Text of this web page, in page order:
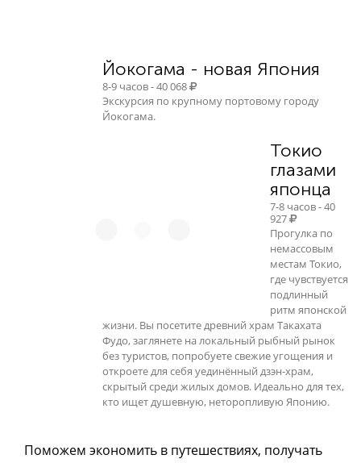
Йокогама - новая Япония
8-9 часов - 40 068
Экскурсия по крупному портовому городу
Йокогама.
Токио
глазами
японца
7-8 часов - 40
927
Прогулка по
немассовым
местам Токио,
где чувствуется
подлинный
ритм японской
жизни. Вы посетите древний храм Такахата
Фудо, заглянете на локальный рыбный рынок
без туристов, попробуете свежие угощения и
откроете для себя уединённый дзэн-храм,
скрытый среди жилых домов. Идеально для тех,
кто ищет душевную, неторопливую Японию.
Поможем экономить в путешествиях, получать